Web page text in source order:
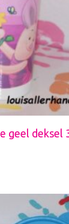
geel deksel